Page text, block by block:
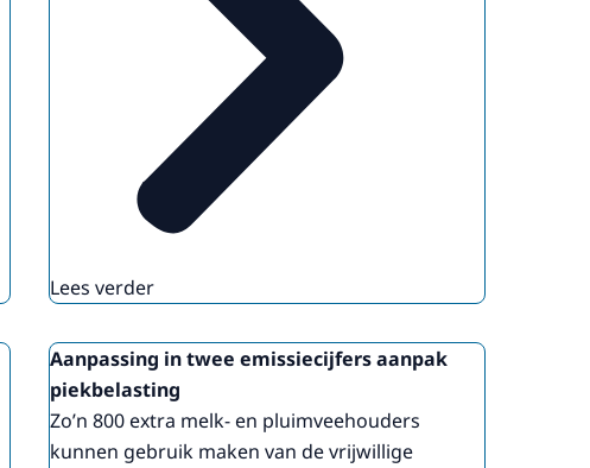
Lees verder
Aanpassing in twee emissiecijfers aanpak
piekbelasting
Zo’n 800 extra melk- en pluimveehouders
kunnen gebruik maken van de vrijwillige